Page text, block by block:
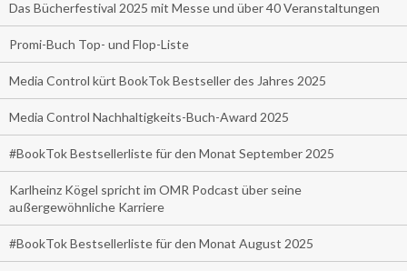
Das Bücherfestival 2025 mit Messe und über 40 Veranstaltungen
Promi-Buch Top- und Flop-Liste
Media Control kürt BookTok Bestseller des Jahres 2025
Media Control Nachhaltigkeits-Buch-Award 2025
#BookTok Bestsellerliste für den Monat September 2025
Karlheinz Kögel spricht im OMR Podcast über seine
außergewöhnliche Karriere
#BookTok Bestsellerliste für den Monat August 2025